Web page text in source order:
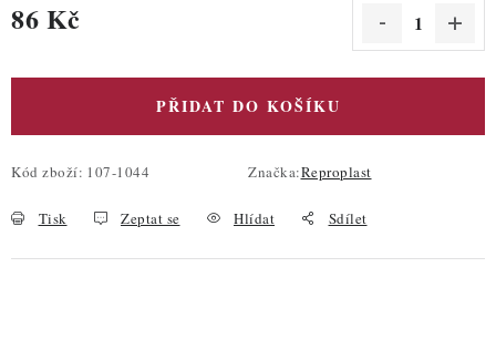
86 Kč
PŘIDAT DO KOŠÍKU
Kód zboží: 107-1044 Značka:Reproplast
Tisk Zeptat se Hlídat Sdílet